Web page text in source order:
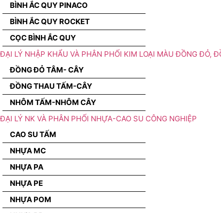
BÌNH ẮC QUY PINACO
BÌNH ẮC QUY ROCKET
CỌC BÌNH ẮC QUY
ĐẠI LÝ NHẬP KHẨU VÀ PHÂN PHỐI KIM LOẠI MÀU ĐỒNG ĐỎ,
ĐỒNG ĐỎ TÂM- CÂY
ĐỒNG THAU TẤM-CÂY
NHÔM TẤM-NHÔM CÂY
ĐẠI LÝ NK VÀ PHÂN PHỐI NHỰA-CAO SU CÔNG NGHIỆP
CAO SU TẤM
NHỰA MC
NHỰA PA
NHỰA PE
NHỰA POM